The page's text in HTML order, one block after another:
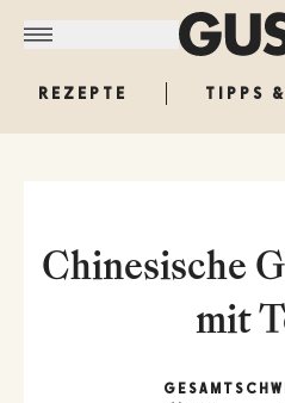
REZEPTE TIPPS
Chinesische
mit
GESAMT